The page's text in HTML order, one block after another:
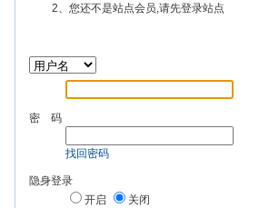
2、您还不是站点会员,请先登录站点
密 码
找回密码
隐身登录
开启
关闭